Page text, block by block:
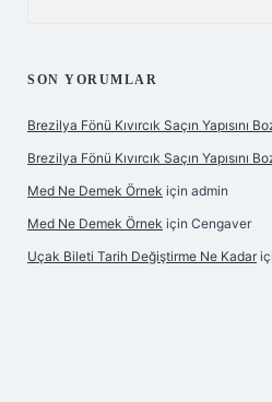
SON YORUMLAR
Brezilya Fönü Kıvırcık Saçın Yapısını
Brezilya Fönü Kıvırcık Saçın Yapısını
Med Ne Demek Örnek için admin
Med Ne Demek Örnek için Cengaver
Uçak Bileti Tarih Değiştirme Ne Kadar